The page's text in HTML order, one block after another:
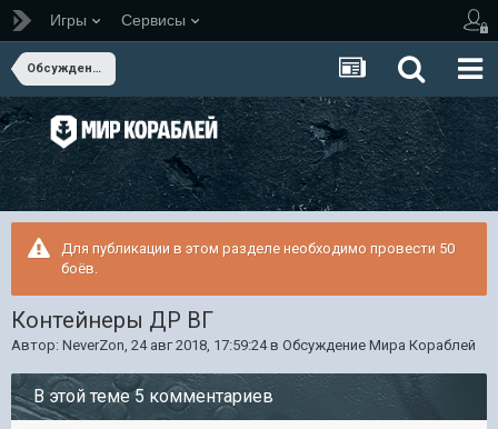
Игры Сервисы
Обсуждение Мира Кораблей
Для публикации в этом разделе необходимо провести 50
боёв.
Контейнеры ДР ВГ
Автор: NeverZon, 24 авг 2018, 17:59:24в Обсуждение Мира Кораблей
В этой теме 5 комментариев